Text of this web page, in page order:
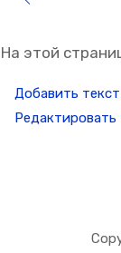
На этой
Добавить
Редактировать